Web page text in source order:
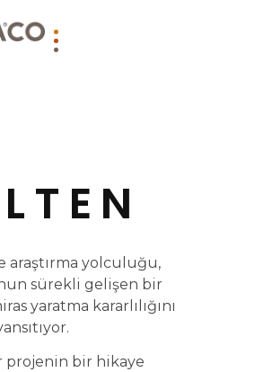
araştırma yolculuğu,
sürekli gelişen bir
yaratma kararlılığını
projenin bir hikaye